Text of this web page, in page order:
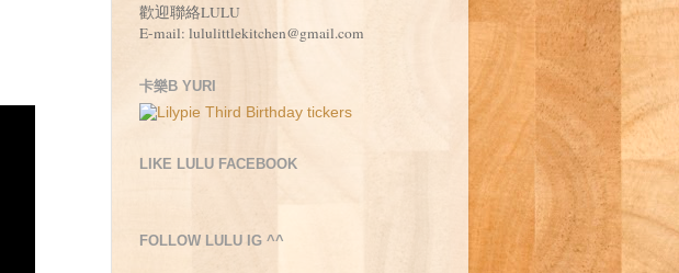
歡迎聯絡LULU
E-mail: lululittlekitchen@gmail.com
卡樂B YURI
LIKE LULU FACEBOOK
FOLLOW LULU IG ^^